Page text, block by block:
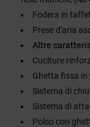
Fodera in
Prese d'aria
Altre
Cuciture
Ghetta fissa in
Sistema di
Sistema di
Polso con